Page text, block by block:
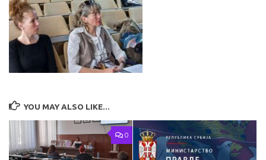
YOU MAY ALSO LIKE...
0